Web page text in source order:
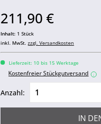
211,90 €
Inhalt: 1 Stück
inkl. MwSt.zzgl. Versandkosten
Lieferzeit: 10 bis 15 Werktage
Kostenfreier Stückgutversand i
Anzahl:
IN